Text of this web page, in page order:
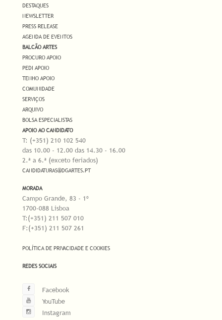
DESTAQUES
NEWSLETTER
PRESS RELEASE
AGENDA DE EVENTOS
BALCÃO ARTES
PROCURO APOIO
PEDI APOIO
TENHO APOIO
COMUNIDADE
SERVIÇOS
ARQUIVO
BOLSA ESPECIALISTAS
APOIO AO CANDIDATO
T: (+351) 210 102 540
das 10.00 - 12.00 das 14.30 - 16.00
2.ª a 6.ª (exceto feriados)
CANDIDATURAS@DGARTES.PT
MORADA
Campo Grande, 83 - 1º
1700-088 Lisboa
T:(+351) 211 507 010
F:(+351) 211 507 261
POLÍTICA DE PRIVACIDADE E COOKIES
REDES SOCIAIS
Facebook
YouTube
Instagram